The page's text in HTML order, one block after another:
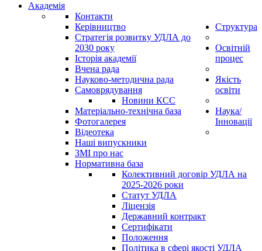
Академія
Контакти
Керівництво
Стратегія розвитку УДЛА до
2030 року
Історія академії
Вчена рада
Науково-методична рада
Самоврядування
Новини КСС
Матеріально-технічна база
Фотогалерея
Відеотека
Наші випускники
ЗМІ про нас
Нормативна база
Колективний договір УДЛА на
2025-2026 роки
Статут УДЛА
Ліцензія
Державний контракт
Сертифікати
Положення
Політика в сфері якості УДЛА
Структура
Освітній
процес
Якість
освіти
Наука/
Інновації